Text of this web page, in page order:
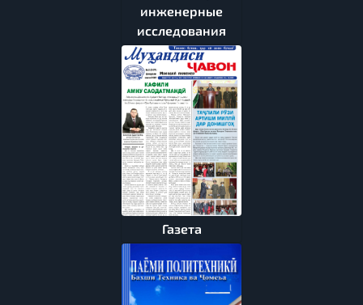
инженерные
исследования
Газета